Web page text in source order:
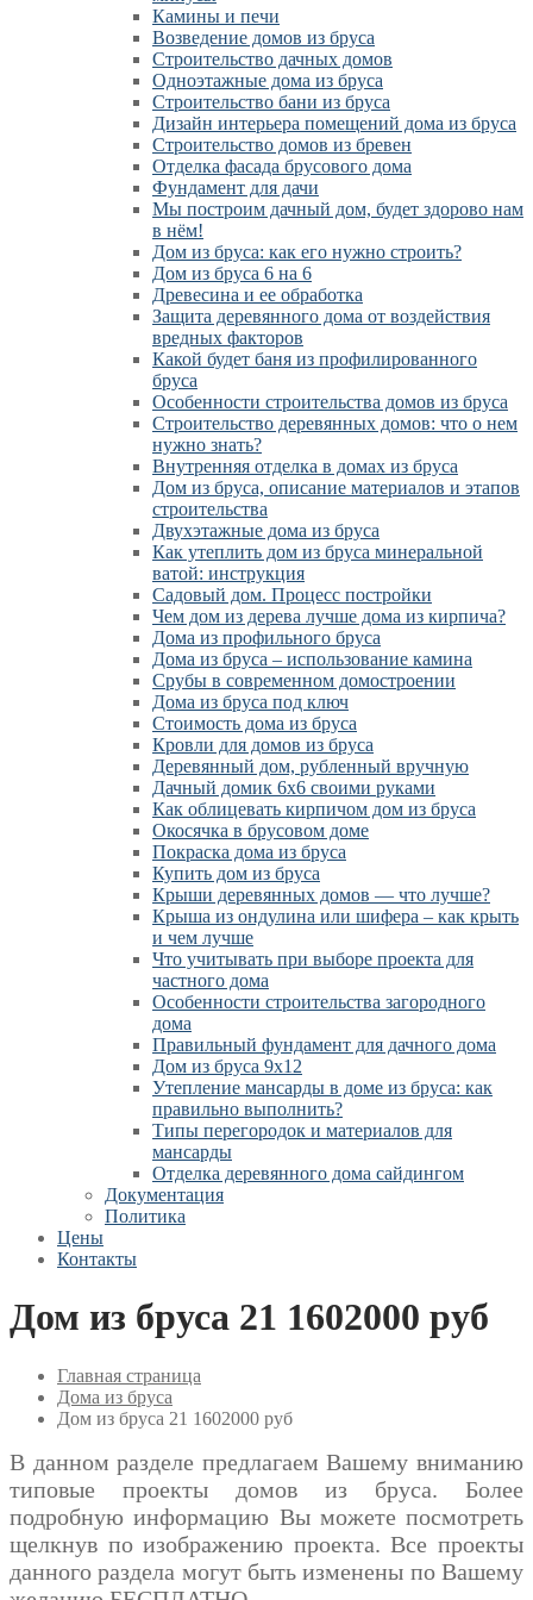
Камины и печи
Возведение домов из бруса
Cтроительство дачных домов
Одноэтажные дома из бруса
Строительство бани из бруса
Дизайн интерьера помещений дома из бруса
Строительство домов из бревен
Отделка фасада брусового дома
Фундамент для дачи
Мы построим дачный дом, будет здорово нам
в нём!
Дом из бруса: как его нужно строить?
Дом из бруса 6 на 6
Древесина и ее обработка
Защита деревянного дома от воздействия
вредных факторов
Какой будет баня из профилированного
бруса
Особенности строительства домов из бруса
Строительство деревянных домов: что о нем
нужно знать?
Внутренняя отделка в домах из бруса
Дом из бруса, описание материалов и этапов
строительства
Двухэтажные дома из бруса
Как утеплить дом из бруса минеральной
ватой: инструкция
Садовый дом. Процесс постройки
Чем дом из дерева лучше дома из кирпича?
Дома из профильного бруса
Дома из бруса – использование камина
Срубы в современном домостроении
Дома из бруса под ключ
Стоимость дома из бруса
Кровли для домов из бруса
Деревянный дом, рубленный вручную
Дачный домик 6х6 своими руками
Как облицевать кирпичом дом из бруса
Окосячка в брусовом доме
Покраска дома из бруса
Купить дом из бруса
Крыши деревянных домов — что лучше?
Крыша из ондулина или шифера – как крыть
и чем лучше
Что учитывать при выборе проекта для
частного дома
Особенности строительства загородного
дома
Правильный фундамент для дачного дома
Дом из бруса 9х12
Утепление мансарды в доме из бруса: как
правильно выполнить?
Типы перегородок и материалов для
мансарды
Отделка деревянного дома сайдингом
Документация
Политика
Цены
Контакты
Дом из бруса 21 1602000 руб
Главная страница
Дома из бруса
Дом из бруса 21 1602000 руб
В данном разделе предлагаем Вашему вниманию
типовые проекты домов из бруса. Более
подробную информацию Вы можете посмотреть
щелкнув по изображению проекта. Все проекты
данного раздела могут быть изменены по Вашему